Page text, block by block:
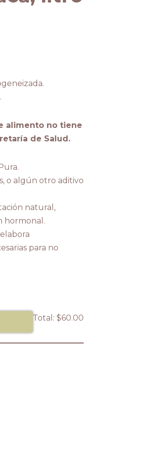
alimento no tiene
de Salud.
o algún otro aditivo
natural,
hormonal.
para no
Total:$60.00